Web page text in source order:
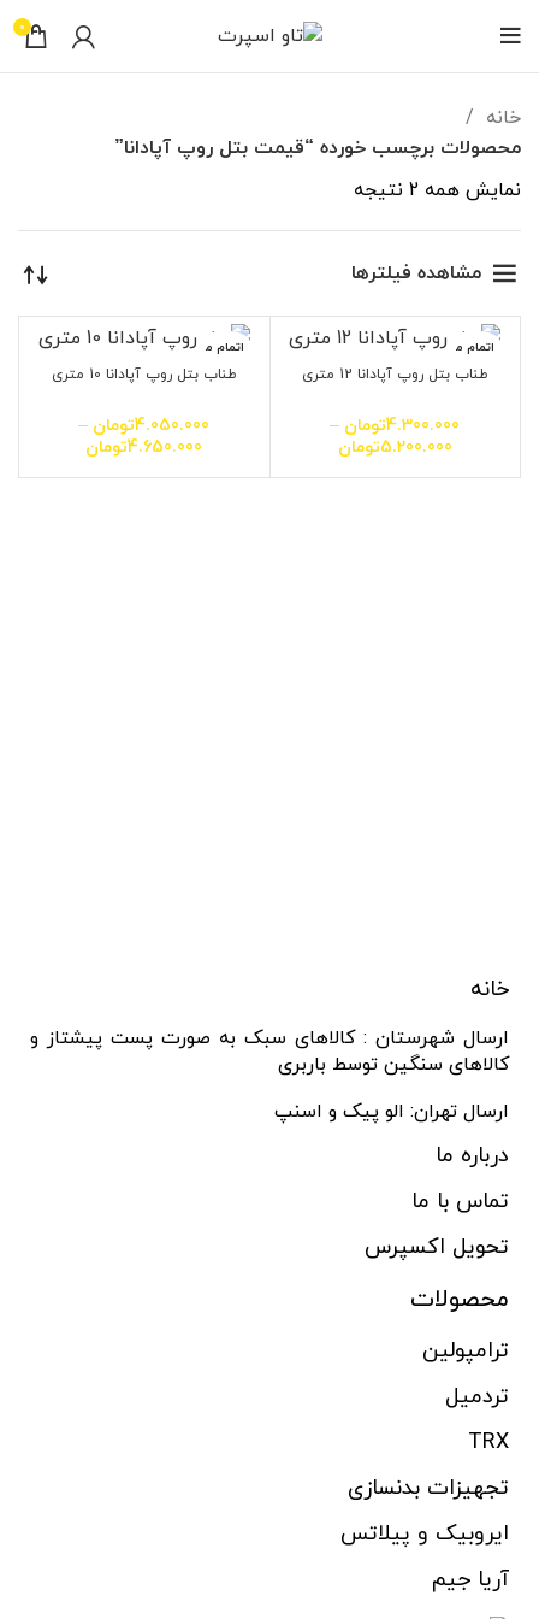
0
خانه
محصولات برچسب خورده “قیمت بتل روپ آپادانا”
نمایش همه 2 نتیجه
مشاهده فیلترها
اتمام م
طناب بتل روپ آپادانا 12 متری
تومان4.300.000
–
تومان5.200.000
اتمام م
طناب بتل روپ آپادانا 10 متری
تومان4.050.000
–
تومان4.650.000
خانه
ارسال شهرستان : کالاهای سبک به صورت پست پیشتاز و
کالاهای سنگین توسط باربری
ارسال تهران: الو پیک و اسنپ
درباره ما
تماس با ما
تحویل اکسپرس
محصولات
ترامپولین
تردمیل
TRX
تجهیزات بدنسازی
ایروبیک و پیلاتس
آریا جیم